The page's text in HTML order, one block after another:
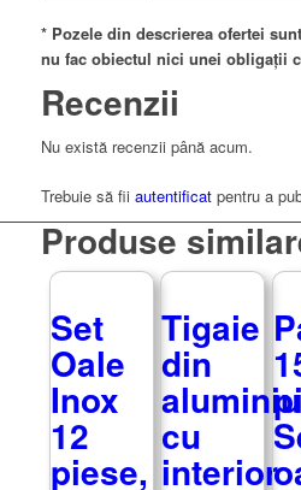
* Pozele din descrierea ofertei
nu fac obiectul nici unei obligații
Recenzii
Nu există recenzii până acum.
Trebuie să fii autentificatpentru a
Produse
Set
Oale
Inox
12
piese,
Tigaie
din
aluminiu
cu
interior